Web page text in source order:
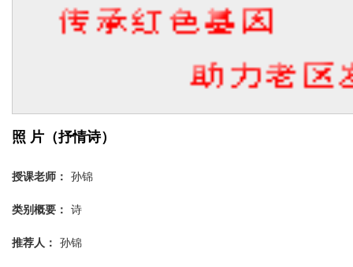
照 片（抒情诗）
授课老师： 孙锦
类别概要： 诗
推荐人： 孙锦